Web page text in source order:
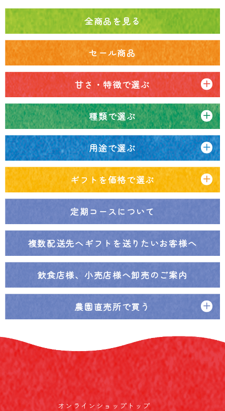
全商品を見る
セール商品
甘さ・特徴で選ぶ
種類で選ぶ
用途で選ぶ
ギフトを価格で選ぶ
定期コースについて
複数配送先へギフトを送りたいお客様へ
飲食店様、小売店様へ卸売のご案内
農園直売所で買う
オンラインショップトップ